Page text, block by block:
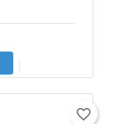
favorite_border